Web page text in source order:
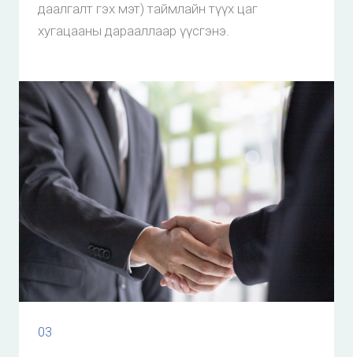
даалгалт гэх мэт) таймлайн түүх цаг
хугацааны дарааллаар үүсгэнэ.
03